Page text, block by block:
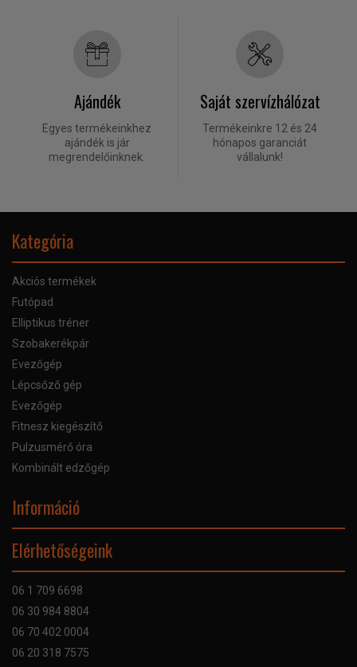
Ajándék
Egyes termékeinkhez
ajándék is jár
megrendelőinknek.
Saját szervízhálózat
Termékeinkre 12 és 24
hónapos garanciát
vállalunk!
Kategória
Akciós termékek
Futópad
Elliptikus tréner
Szobakerékpár
Evezőgép
Lépcsőző gép
Evezőgép
Fitnesz kiegészítő
Pulzusmérő óra
Kombinált edzőgép
Információ
Bankkártyás fizetés
Elérhetőségeink
06 1 709 6698
06 30 984 8804
06 70 402 0004
06 20 318 7575